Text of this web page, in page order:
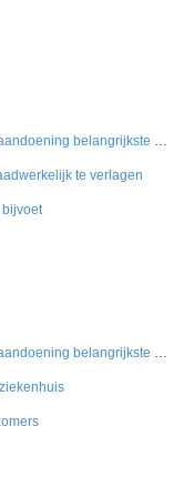
Voor jongvolwassenen is een chronische aandoening belangrijkste belemmering
te verlagen
bijvoet
Voor jongvolwassenen is een chronische aandoening belangrijkste belemmering